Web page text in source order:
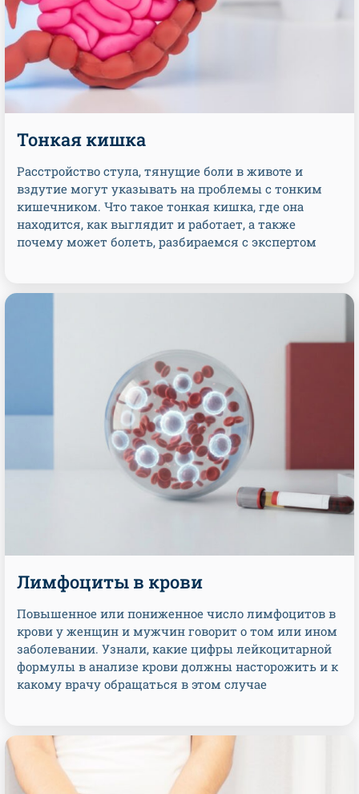
Тонкая кишка
Расстройство стула, тянущие боли в животе и
вздутие могут указывать на проблемы с тонким
кишечником. Что такое тонкая кишка, где она
находится, как выглядит и работает, а также
почему может болеть, разбираемся с экспертом
Лимфоциты в крови
Повышенное или пониженное число лимфоцитов в
крови у женщин и мужчин говорит о том или ином
заболевании. Узнали, какие цифры лейкоцитарной
формулы в анализе крови должны насторожить и к
какому врачу обращаться в этом случае